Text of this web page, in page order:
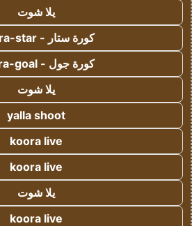
يلا شوت
كورة ستار - koora-star
كورة جول - koora-goal
يلا شوت
yalla shoot
koora live
koora live
يلا شوت
koora live